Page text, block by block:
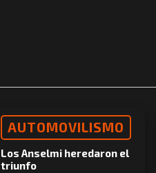
AUTOMOVILISMO
Los Anselmi heredaron el
triunfo